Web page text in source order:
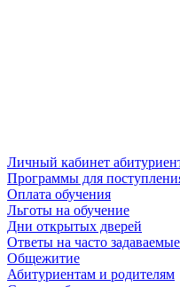
Личный кабинет
Программы для
Оплата обучения
Льготы на обучение
Дни открытых дверей
Ответы на часто
Общежитие
Абитуриентам и родителям